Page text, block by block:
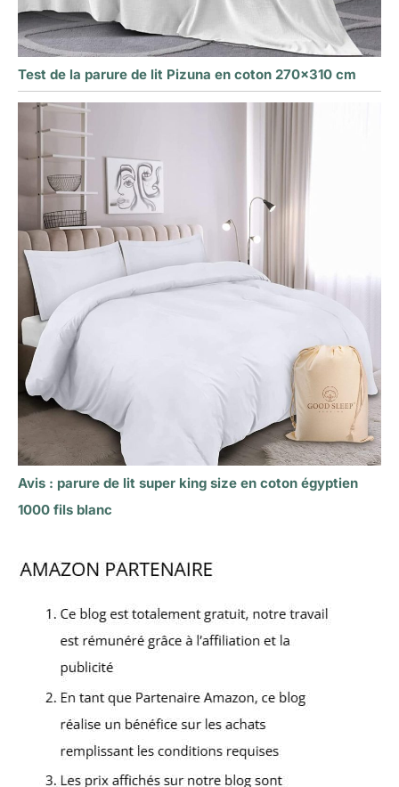
Test de la parure de lit Pizuna en coton 270×310 cm
Avis : parure de lit super king size en coton égyptien
1000 fils blanc